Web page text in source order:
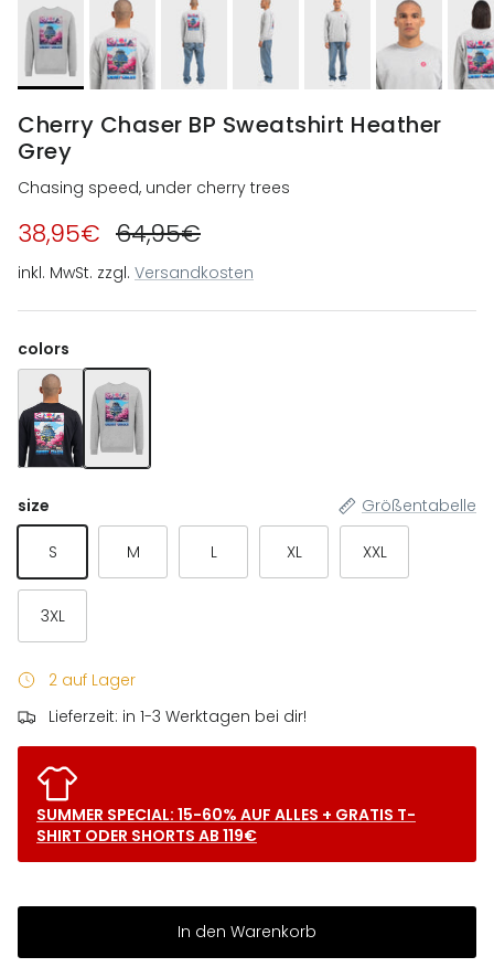
Cherry Chaser BP Sweatshirt Heather
Grey
Chasing speed, under cherry trees
38,95€ 64,95€
inkl. MwSt. zzgl. Versandkosten
colors
size
Größentabelle
S M L XL XXL
3XL
2 auf Lager
Lieferzeit: in 1-3 Werktagen bei dir!
SUMMER SPECIAL: 15-60% AUF ALLES + GRATIS T-
SHIRT ODER SHORTS AB 119€
In den Warenkorb